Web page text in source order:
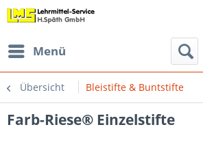
Menü
Übersicht Bleistifte & Buntstifte
Farb-Riese® Einzelstifte